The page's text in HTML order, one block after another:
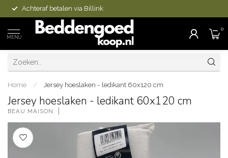
Achteraf betalen via Billink
MENU
0
Home / Jersey hoeslaken - ledikant 60x120 cm
Jersey hoeslaken - ledikant 60x120 cm
BEAU MAISON